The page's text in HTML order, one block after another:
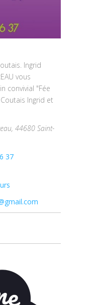
Ingrid
vous
convivial "Fée
Ingrid et
44680 Saint-
37